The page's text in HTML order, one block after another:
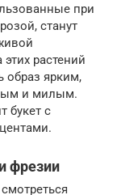
при
станут
растений
образ ярким,
и милым.
букет с
фрезии